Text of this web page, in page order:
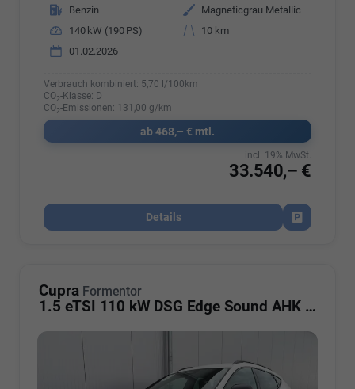
Kraftstoff
Benzin Außenfarbe
Magneticgrau Metallic
Leistung
140 kW (190 PS) Kilometerstand
10 km
01.02.2026
Verbrauch kombiniert: 5,70 l/100km
CO2-Klasse: D
CO2-Emissionen: 131,00 g/km
ab 468,– € mtl.
33.540,– €
incl. 19% MwSt.
Details
Fahrzeug
Cupra Formentor
1.5 eTSI 110 kW DSG Edge Sound AHK ACC LED